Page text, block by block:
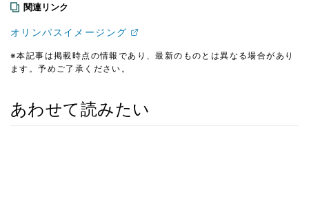
関連リンク
オリンパスイメージング
※本記事は掲載時点の情報であり、最新のものとは異なる場合があり
ます。予めご了承ください。
あわせて読みたい